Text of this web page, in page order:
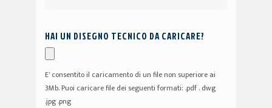
HAI UN DISEGNO TECNICO DA CARICARE?
E' consentito il caricamento di un file non superiore ai
3Mb. Puoi caricare file dei seguenti formati: .pdf . dwg
.jpg .png